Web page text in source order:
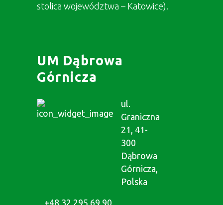
stolica województwa – Katowice).
UM Dąbrowa
Górnicza
ul.
Graniczna
21, 41-
300
Dąbrowa
Górnicza,
Polska
+48 32 295 69 90